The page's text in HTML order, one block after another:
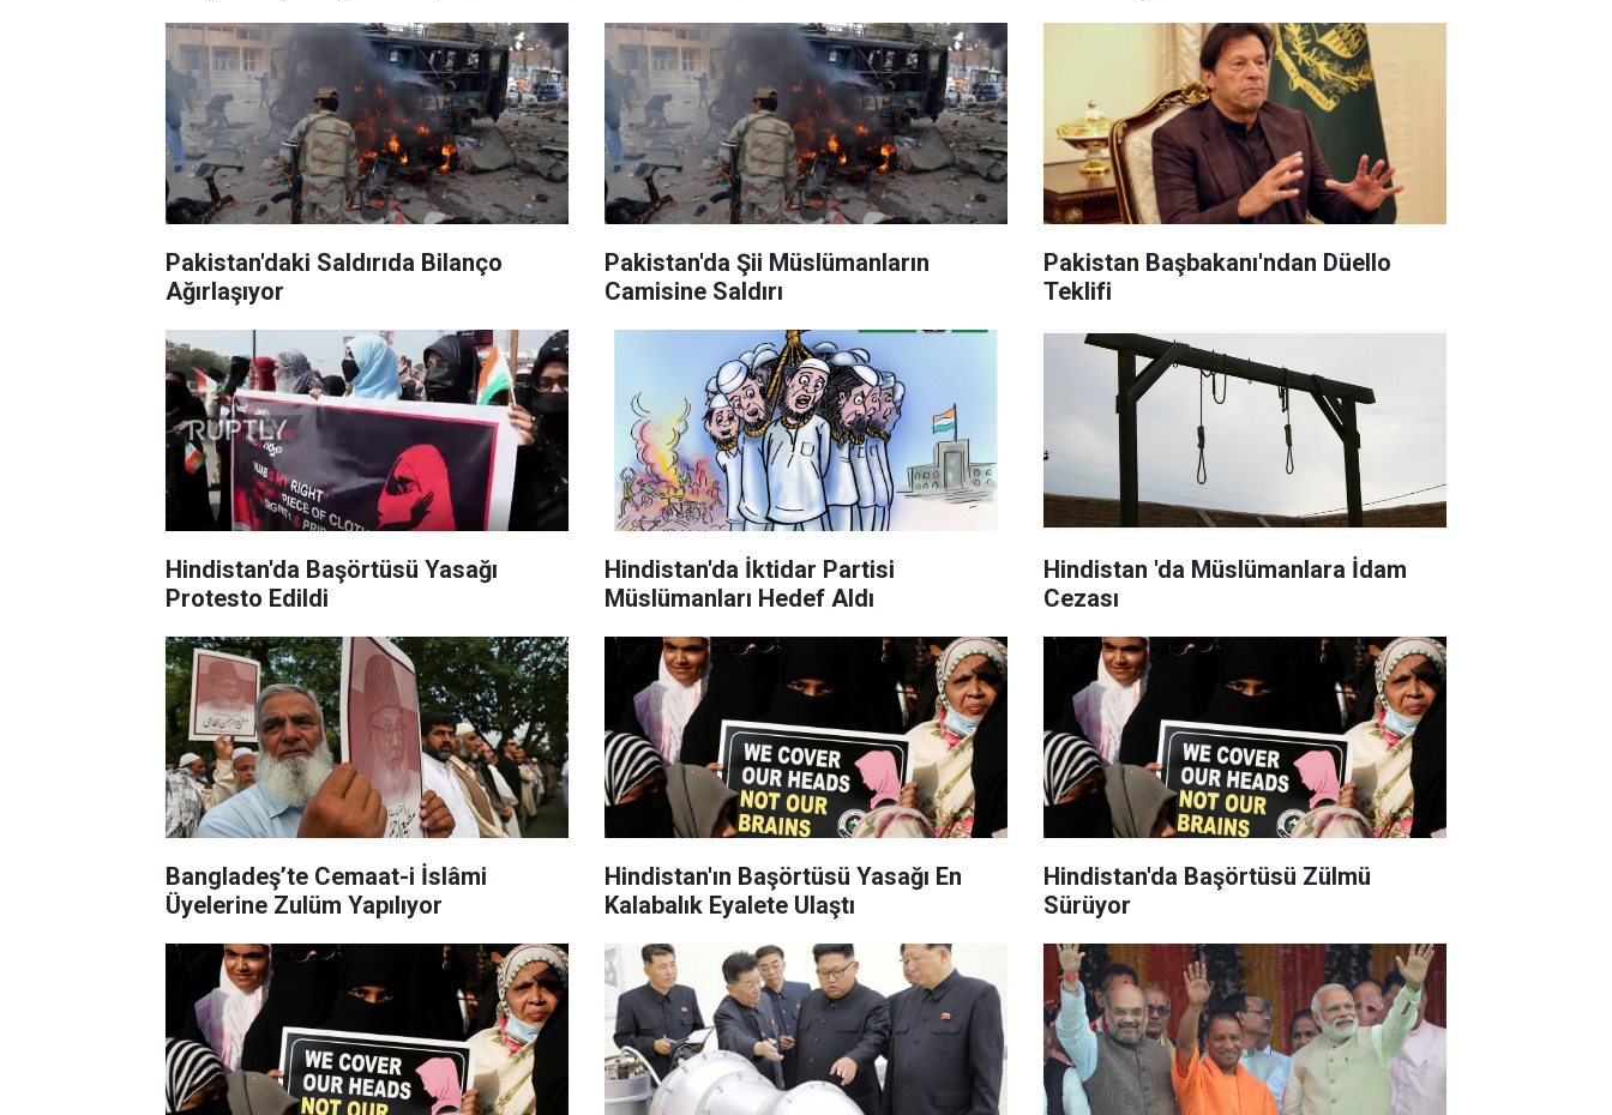
Pakistan'daki Saldırıda Bilanço
Ağırlaşıyor
Pakistan'da Şii Müslümanların
Camisine Saldırı
Pakistan Başbakanı'ndan Düello
Teklifi
Hindistan'da Başörtüsü Yasağı
Protesto Edildi
Hindistan'da İktidar Partisi
Müslümanları Hedef Aldı
Hindistan 'da Müslümanlara İdam
Cezası
Bangladeş’te Cemaat-i İslâmi
Üyelerine Zulüm Yapılıyor
Hindistan'ın Başörtüsü Yasağı En
Kalabalık Eyalete Ulaştı
Hindistan'da Başörtüsü Zülmü
Sürüyor